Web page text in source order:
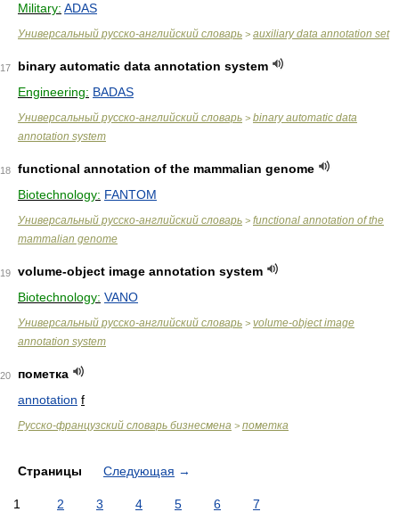
Military: ADAS
Универсальный русско-английский словарь > auxiliary data annotation set
17
binary automatic data annotation system
Engineering: BADAS
Универсальный русско-английский словарь > binary automatic data
annotation system
18
functional annotation of the mammalian genome
Biotechnology: FANTOM
Универсальный русско-английский словарь > functional annotation of the
mammalian genome
19
volume-object image annotation system
Biotechnology: VANO
Универсальный русско-английский словарь > volume-object image
annotation system
20
пометка
annotation f
Русско-французский словарь бизнесмена > пометка
Страницы Следующая →
1 2 3 4 5 6 7